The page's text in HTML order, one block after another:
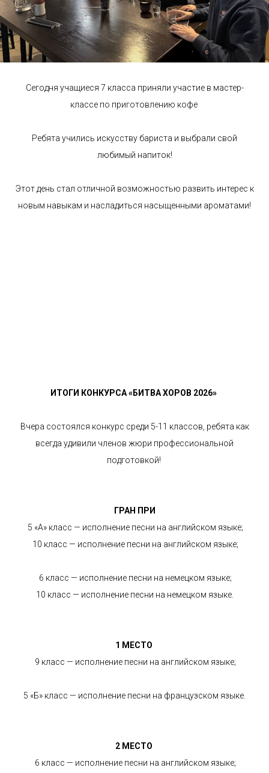
Сегодня учащиеся 7 класса приняли участие в мастер-
классе по приготовлению кофе
Ребята учились искусству бариста и выбрали свой
любимый напиток!
Этот день стал отличной возможностью развить интерес к
новым навыкам и насладиться насыщенными ароматами!
ИТОГИ КОНКУРСА «БИТВА ХОРОВ 2026»
Вчера состоялся конкурс среди 5-11 классов, ребята как
всегда удивили членов жюри профессиональной
подготовкой!
ГРАН ПРИ
5 «А» класс — исполнение песни на английском языке;
10 класс — исполнение песни на английском языке;
6 класс — исполнение песни на немецком языке;
10 класс — исполнение песни на немецком языке.
1 МЕСТО
9 класс — исполнение песни на английском языке;
5 «Б» класс — исполнение песни на французском языке.
2 МЕСТО
6 класс — исполнение песни на английском языке;